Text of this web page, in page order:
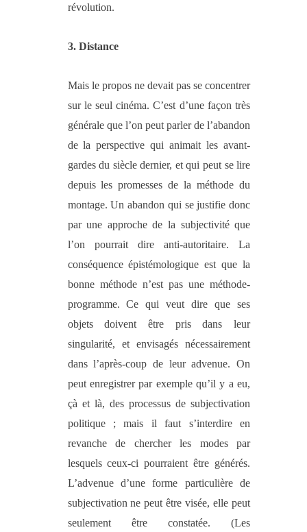
révolution.
3. Distance
Mais le propos ne devait pas se concentrer
sur le seul cinéma. C’est d’une façon très
générale que l’on peut parler de l’abandon
de la perspective qui animait les avant-
gardes du siècle dernier, et qui peut se lire
depuis les promesses de la méthode du
montage. Un abandon qui se justifie donc
par une approche de la subjectivité que
l’on pourrait dire anti-autoritaire. La
conséquence épistémologique est que la
bonne méthode n’est pas une méthode-
programme. Ce qui veut dire que ses
objets doivent être pris dans leur
singularité, et envisagés nécessairement
dans l’après-coup de leur advenue. On
peut enregistrer par exemple qu’il y a eu,
çà et là, des processus de subjectivation
politique ; mais il faut s’interdire en
revanche de chercher les modes par
lesquels ceux-ci pourraient être générés.
L’advenue d’une forme particulière de
subjectivation ne peut être visée, elle peut
seulement être constatée. (Les